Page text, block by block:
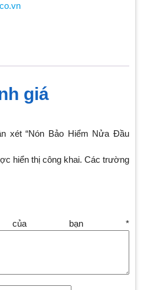
giá
xét “Nón Bảo Hiểm Nửa Đầu
hiển thị công khai. Các trường
của bạn *